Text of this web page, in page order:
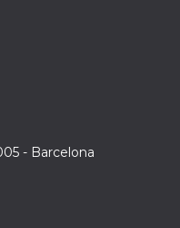
- Barcelona